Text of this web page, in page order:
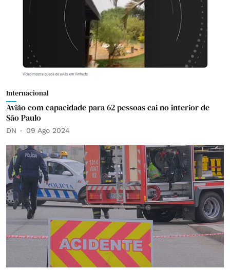
Internacional
Avião com capacidade para 62 pessoas cai no interior de
São Paulo
DN 09 Ago 2024